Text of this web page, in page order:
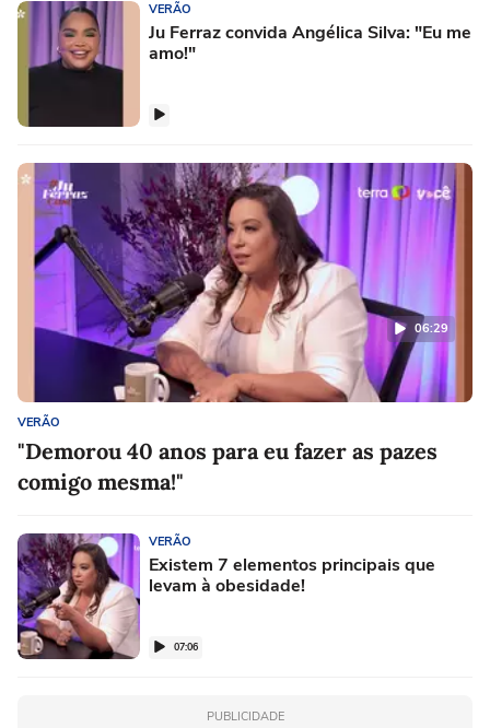
VERÃO
Ju Ferraz convida Angélica Silva: "Eu me
amo!"
VERÃO
"Demorou 40 anos para eu fazer as pazes
comigo mesma!"
06:29
VERÃO
Existem 7 elementos principais que
levam à obesidade!
07:06
PUBLICIDADE